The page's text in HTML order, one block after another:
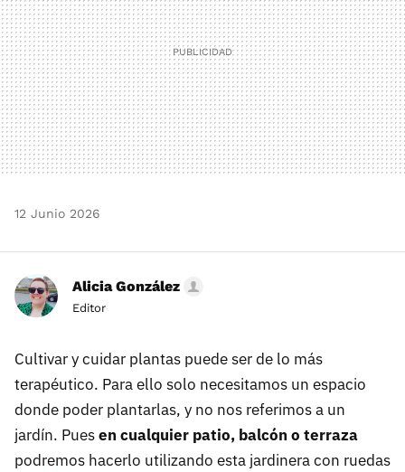
12 Junio 2026
Alicia González
Editor
Cultivar y cuidar plantas puede ser de lo más
terapéutico. Para ello solo necesitamos un espacio
donde poder plantarlas, y no nos referimos a un
jardín. Puesen cualquier patio, balcón o terraza
podremos hacerlo utilizando esta jardinera con ruedas